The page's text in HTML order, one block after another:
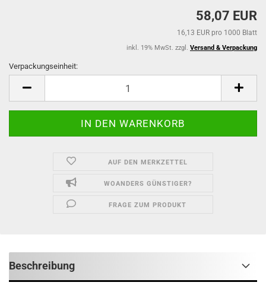
58,07 EUR
16,13 EUR pro 1000 Blatt
inkl. 19% MwSt. zzgl. Versand & Verpackung
Verpackungseinheit:
AUF DEN MERKZETTEL
WOANDERS GÜNSTIGER?
FRAGE ZUM PRODUKT
Beschreibung